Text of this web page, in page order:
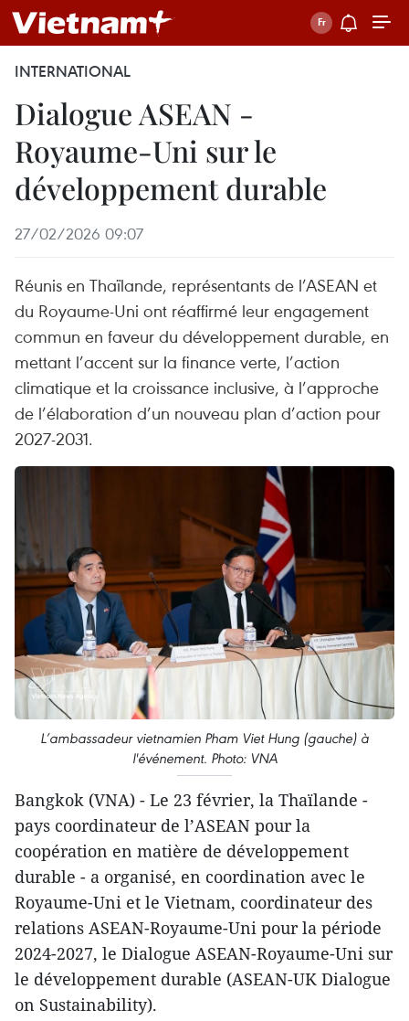
INTERNATIONAL
Dialogue ASEAN -
Royaume-Uni sur le
développement durable
27/02/2026 09:07
Réunis en Thaïlande, représentants de l’ASEAN et
du Royaume-Uni ont réaffirmé leur engagement
commun en faveur du développement durable, en
mettant l’accent sur la finance verte, l’action
climatique et la croissance inclusive, à l’approche
de l’élaboration d’un nouveau plan d’action pour
2027-2031.
L’ambassadeur vietnamien Pham Viet Hung (gauche) à
l'événement. Photo: VNA
Bangkok (VNA) - Le 23 février, la Thaïlande -
pays coordinateur de l’ASEAN pour la
coopération en matière de développement
durable - a organisé, en coordination avec le
Royaume-Uni et le Vietnam, coordinateur des
relations ASEAN-Royaume-Uni pour la période
2024-2027, le Dialogue ASEAN-Royaume-Uni sur
le développement durable (ASEAN-UK Dialogue
on Sustainability).